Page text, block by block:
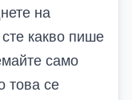
на
какво пише
само
това се